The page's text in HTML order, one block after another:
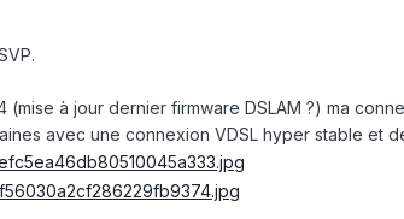
(mise à jour dernier firmware DSLAM ?) ma
avec une connexion VDSL hyper stable et